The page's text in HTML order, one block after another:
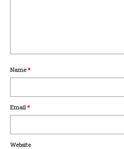
Name*
Email*
Website